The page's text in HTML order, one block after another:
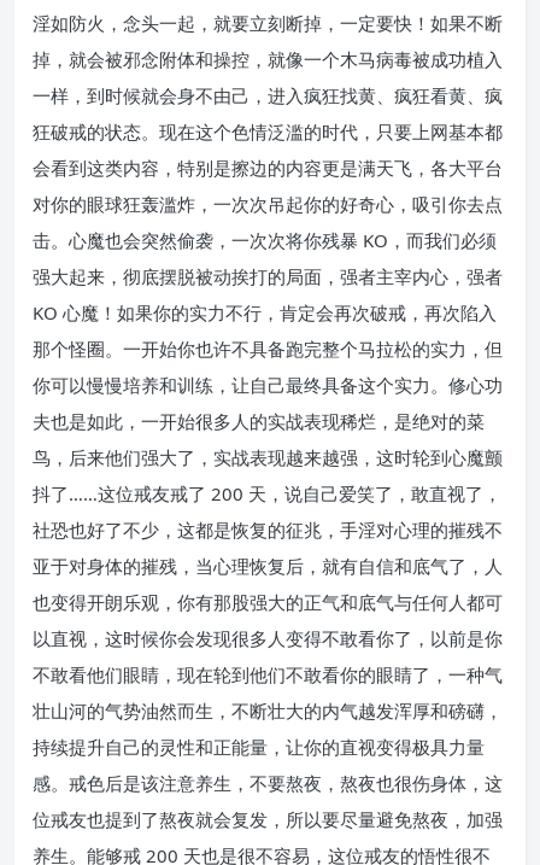
淫如防火，念头一起，就要立刻断掉，一定要快！如果不断
掉，就会被邪念附体和操控，就像一个木马病毒被成功植入
一样，到时候就会身不由己，进入疯狂找黄、疯狂看黄、疯
狂破戒的状态。现在这个色情泛滥的时代，只要上网基本都
会看到这类内容，特别是擦边的内容更是满天飞，各大平台
对你的眼球狂轰滥炸，一次次吊起你的好奇心，吸引你去点
击。心魔也会突然偷袭，一次次将你残暴 KO，而我们必须
强大起来，彻底摆脱被动挨打的局面，强者主宰内心，强者
KO 心魔！如果你的实力不行，肯定会再次破戒，再次陷入
那个怪圈。一开始你也许不具备跑完整个马拉松的实力，但
你可以慢慢培养和训练，让自己最终具备这个实力。修心功
夫也是如此，一开始很多人的实战表现稀烂，是绝对的菜
鸟，后来他们强大了，实战表现越来越强，这时轮到心魔颤
抖了……这位戒友戒了 200 天，说自己爱笑了，敢直视了，
社恐也好了不少，这都是恢复的征兆，手淫对心理的摧残不
亚于对身体的摧残，当心理恢复后，就有自信和底气了，人
也变得开朗乐观，你有那股强大的正气和底气与任何人都可
以直视，这时候你会发现很多人变得不敢看你了，以前是你
不敢看他们眼睛，现在轮到他们不敢看你的眼睛了，一种气
壮山河的气势油然而生，不断壮大的内气越发浑厚和磅礴，
持续提升自己的灵性和正能量，让你的直视变得极具力量
感。戒色后是该注意养生，不要熬夜，熬夜也很伤身体，这
位戒友也提到了熬夜就会复发，所以要尽量避免熬夜，加强
养生。能够戒 200 天也是很不容易，这位戒友的悟性很不